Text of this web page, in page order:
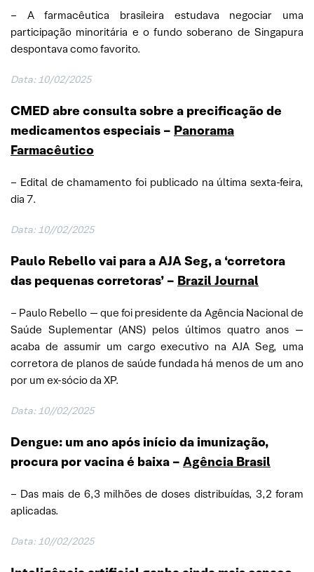
– A farmacêutica brasileira estudava negociar uma
participação minoritária e o fundo soberano de Singapura
despontava como favorito.
Data: 10/02/2025
CMED abre consulta sobre a precificação de
medicamentos especiais – Panorama
Farmacêutico
– Edital de chamamento foi publicado na última sexta-feira,
dia 7.
Data: 10//02/2025
Paulo Rebello vai para a AJA Seg, a ‘corretora
das pequenas corretoras’ – Brazil Journal
– Paulo Rebello — que foi presidente da Agência Nacional de
Saúde Suplementar (ANS) pelos últimos quatro anos —
acaba de assumir um cargo executivo na AJA Seg, uma
corretora de planos de saúde fundada há menos de um ano
por um ex-sócio da XP.
Data: 10//02/2025
Dengue: um ano após início da imunização,
procura por vacina é baixa – Agência Brasil
– Das mais de 6,3 milhões de doses distribuídas, 3,2 foram
aplicadas.
Data: 10//02/2025